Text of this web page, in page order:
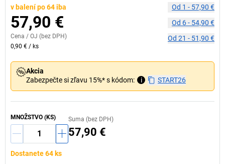
v balení po 64 iba
57,90 €
Cena / OJ (bez DPH)
0,90 € / ks
Od 1 - 57,90 €
Od 6- 54,90 €
Od 21 - 51,90 €
Akcia
Zabezpečte si zľavu 15%* s kódom:
i START26
MNOŽSTVO (KS) Suma (bez DPH)
57,90 €
Dostanete 64 ks